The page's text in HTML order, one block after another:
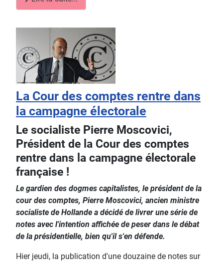
La Cour des comptes rentre dans
la campagne électorale
Le socialiste Pierre Moscovici,
Président de la Cour des comptes
rentre dans la campagne électorale
française !
Le gardien des dogmes capitalistes, le président de la
cour des comptes, Pierre Moscovici, ancien ministre
socialiste de Hollande a décidé de livrer une série de
notes avec l'intention affichée de peser dans le débat
de la présidentielle, bien qu'il s'en défende.
Hier jeudi, la publication d'une douzaine de notes sur